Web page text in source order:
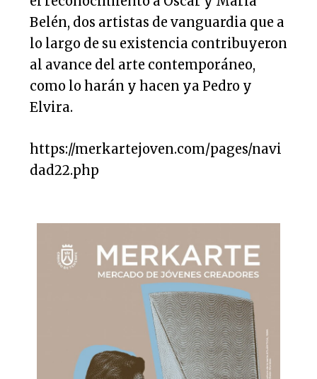
Belén, dos artistas de vanguardia que a
lo largo de su existencia contribuyeron
al avance del arte contemporáneo,
como lo harán y hacen ya Pedro y
Elvira.
https://merkartejoven.com/pages/navi
dad22.php